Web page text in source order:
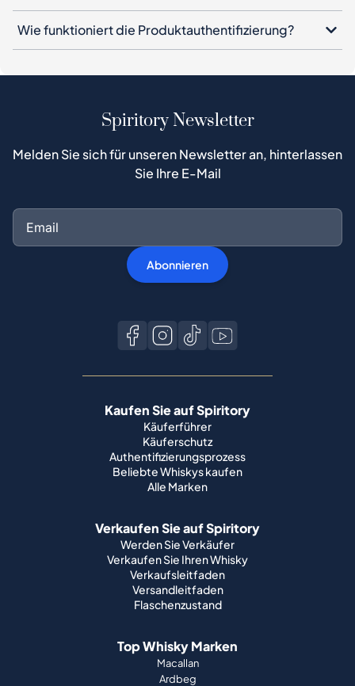
Wie funktioniert die Produktauthentifizierung?
Spiritory Newsletter
Melden Sie sich für unseren Newsletter an, hinterlassen
Sie Ihre E-Mail
Abonnieren
Kaufen Sie auf Spiritory
Käuferführer
Käuferschutz
Authentifizierungsprozess
Beliebte Whiskys kaufen
Alle Marken
Verkaufen Sie auf Spiritory
Werden Sie Verkäufer
Verkaufen Sie Ihren Whisky
Verkaufsleitfaden
Versandleitfaden
Flaschenzustand
Top Whisky Marken
Macallan
Ardbeg